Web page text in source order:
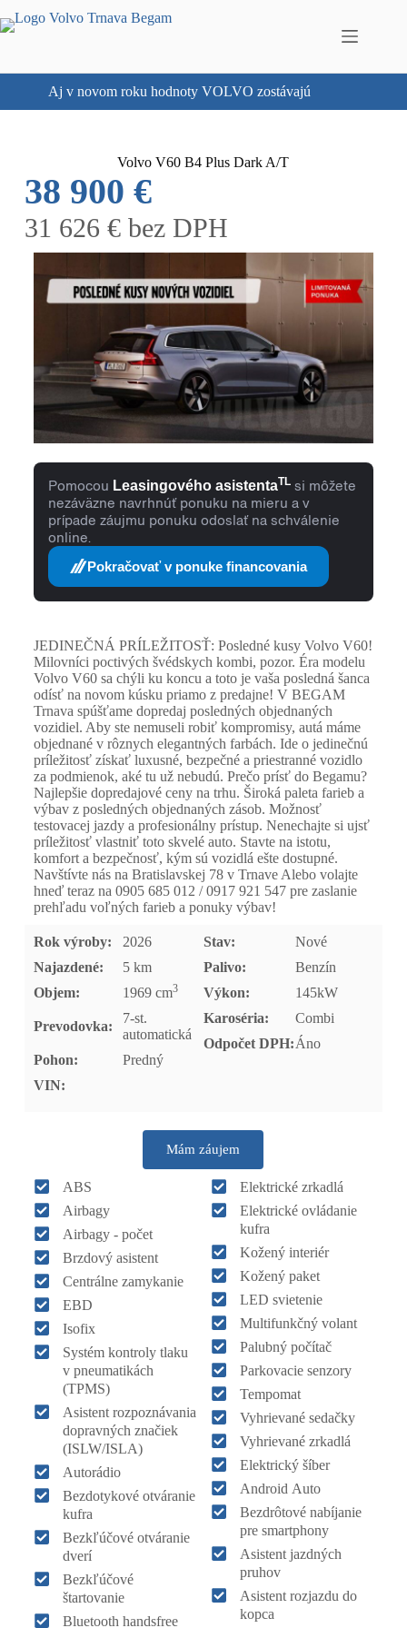
Aj v novom roku hodnoty VOLVO zostávajú
Volvo V60 B4 Plus Dark A/T
38 900 €
31 626 € bez DPH
Pomocou Leasingového asistentaTL si môžete
nezáväzne navrhnúť ponuku na mieru a v
prípade záujmu ponuku odoslať na schválenie
online.
Pokračovať v ponuke financovania
JEDINEČNÁ PRÍLEŽITOSŤ: Posledné kusy Volvo V60!
Milovníci poctivých švédskych kombi, pozor. Éra modelu
Volvo V60 sa chýli ku koncu a toto je vaša posledná šanca
odísť na novom kúsku priamo z predajne! V BEGAM
Trnava spúšťame dopredaj posledných objednaných
vozidiel. Aby ste nemuseli robiť kompromisy, autá máme
objednané v rôznych elegantných farbách. Ide o jedinečnú
príležitosť získať luxusné, bezpečné a priestranné vozidlo
za podmienok, aké tu už nebudú. Prečo prísť do Begamu?
Najlepšie dopredajové ceny na trhu. Široká paleta farieb a
výbav z posledných objednaných zásob. Možnosť
testovacej jazdy a profesionálny prístup. Nenechajte si ujsť
príležitosť vlastniť toto skvelé auto. Stavte na istotu,
komfort a bezpečnosť, kým sú vozidlá ešte dostupné.
Navštívte nás na Bratislavskej 78 v Trnave Alebo volajte
hneď teraz na 0905 685 012 / 0917 921 547 pre zaslanie
prehľadu voľných farieb a ponuky výbav!
Rok výroby:
2026
Najazdené:
5 km
Objem:
1969 cm3
Prevodovka:
7-st.
automatická
Pohon:
Predný
VIN:
Stav:
Nové
Palivo:
Benzín
Výkon:
145kW
Karoséria:
Combi
Odpočet DPH:Áno
Mám záujem
ABS
Airbagy
Airbagy - počet
Brzdový asistent
Centrálne zamykanie
EBD
Isofix
Systém kontroly tlaku
v pneumatikách
(TPMS)
Asistent rozpoznávania
dopravných značiek
(ISLW/ISLA)
Autorádio
Bezdotykové otváranie
kufra
Bezkľúčové otváranie
dverí
Bezkľúčové
štartovanie
Bluetooth handsfree
Elektrické zrkadlá
Elektrické ovládanie
kufra
Kožený interiér
Kožený paket
LED svietenie
Multifunkčný volant
Palubný počítač
Parkovacie senzory
Tempomat
Vyhrievané sedačky
Vyhrievané zrkadlá
Elektrický šíber
Android Auto
Bezdrôtové nabíjanie
pre smartphony
Asistent jazdných
pruhov
Asistent rozjazdu do
kopca